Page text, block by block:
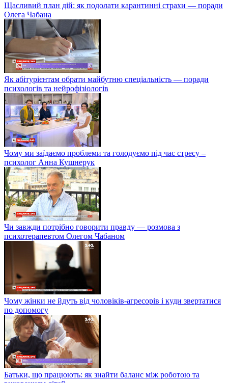
Щасливий план дій: як подолати карантинні страхи — поради
Олега Чабана
Як абітурієнтам обрати майбутню спеціальність — поради
психологів та нейрофізіологів
Чому ми заїдаємо проблеми та голодуємо під час стресу –
психолог Анна Кушнерук
Чи завжди потрібно говорити правду — розмова з
психотерапевтом Олегом Чабаном
Чому жінки не йдуть від чоловіків-агресорів і куди звертатися
по допомогу
Батьки, що працюють: як знайти баланс між роботою та